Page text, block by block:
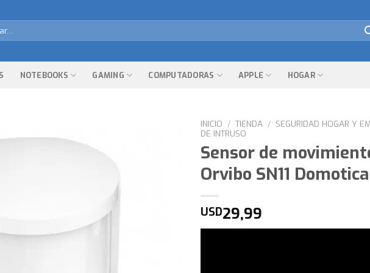
NOTEBOOKS GAMING COMPUTADORAS APPLE HOGAR
INICIO / TIENDA / SEGURIDAD HOGAR Y
DE INTRUSO
Sensor de
Orvibo SN11
USD29,99